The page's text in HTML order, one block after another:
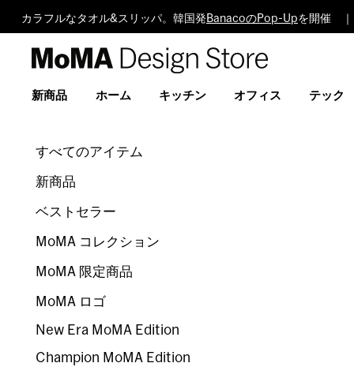
カラフルなタオル&スリッパ。韓国発 BanacoのPop-Upを開催
Design
新商品 ホーム キッチン オフィス テック
すべてのアイテム
新商品
ベストセラー
MoMA コレクション
MoMA 限定商品
MoMA ロゴ
New Era MoMA Edition
Champion MoMA Edition